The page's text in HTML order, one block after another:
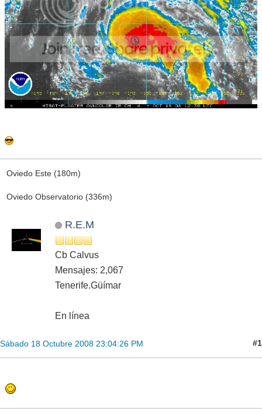
Oviedo Este (180m)
Oviedo Observatorio (336m)
R.E.M
Cb Calvus
Mensajes: 2,067
Tenerife.Güímar
En línea
Sábado 18 Octubre 2008 23:04:26 PM #1